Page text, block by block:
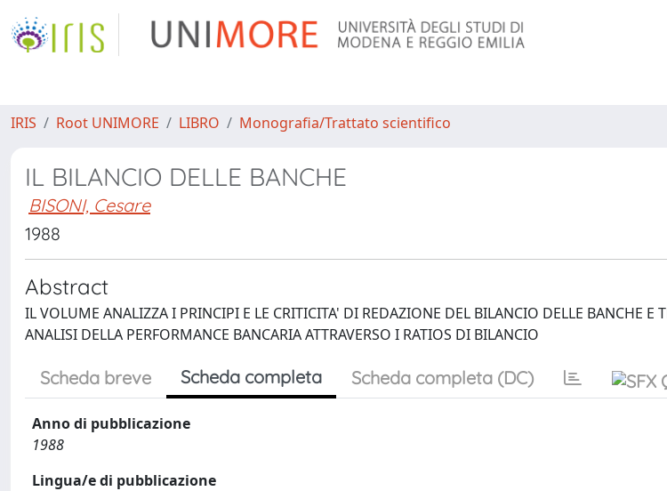
IRIS Root UNIMORE LIBRO Monografia/Trattato scientifico
IL BILANCIO DELLE BANCHE
BISONI, Cesare
1988
Abstract
IL VOLUME ANALIZZA I PRINCIPI E LE CRITICITA' DI REDAZIONE DEL BILANCIO DELLE BANCHE E
ANALISI DELLA PERFORMANCE BANCARIA ATTRAVERSO I RATIOS DI BILANCIO
Scheda breve Scheda completa Scheda completa (DC)
Anno di pubblicazione
1988
Lingua/e di pubblicazione